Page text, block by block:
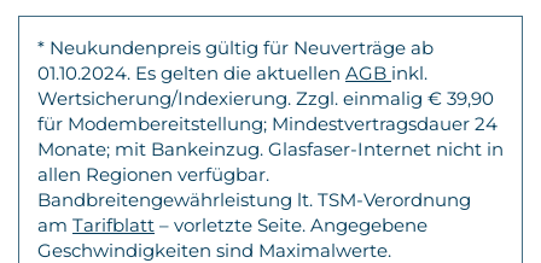
* Neukundenpreis gültig für Neuverträge ab
01.10.2024. Es gelten die aktuellen AGB inkl.
Wertsicherung/Indexierung. Zzgl. einmalig € 39,90
für Modembereitstellung; Mindestvertragsdauer 24
Monate; mit Bankeinzug. Glasfaser-Internet nicht in
allen Regionen verfügbar.
Bandbreitengewährleistung lt. TSM-Verordnung
am Tarifblatt – vorletzte Seite. Angegebene
Geschwindigkeiten sind Maximalwerte.